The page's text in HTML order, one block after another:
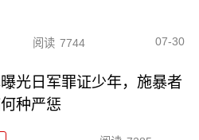
阅读 7744 07-30
光日军罪证少年，施暴者
种严惩